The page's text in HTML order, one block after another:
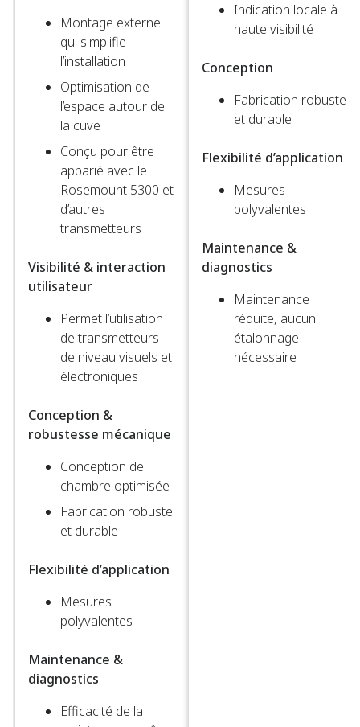
Montage externe
qui simplifie
l’installation​
Optimisation de
l’espace autour de
la cuve​
Conçu pour être
apparié avec le
Rosemount 5300 et
d’autres
transmetteurs​
Visibilité & interaction
utilisateur
Permet l’utilisation
de transmetteurs
de niveau visuels et
électroniques​
Conception &
robustesse mécanique
Conception de
chambre optimisée​
Fabrication robuste
et durable​
Flexibilité d’application
Mesures
polyvalentes​
Maintenance &
diagnostics
Efficacité de la
Indication locale à
haute visibilité​
Conception
Fabrication robuste
et durable​
Flexibilité d’application
Mesures
polyvalentes​
Maintenance &
diagnostics
Maintenance
réduite, aucun
étalonnage
nécessaire